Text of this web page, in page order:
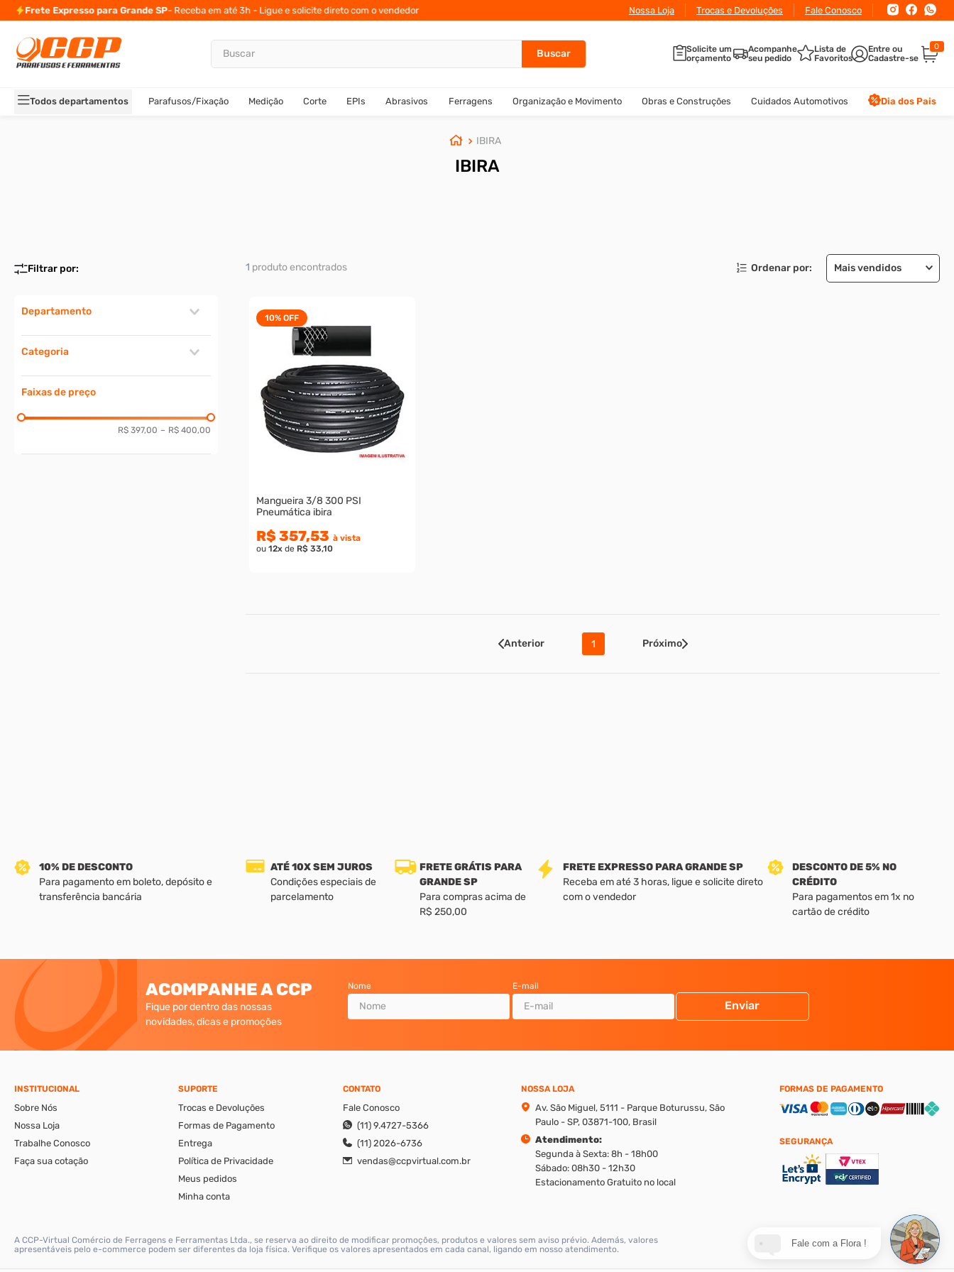
Frete Expresso para Grande SP- Receba em até 3h - Ligue e solicite direto com o vendedor Nossa Loja Trocas e Devoluções Fale Conosco
Buscar
Solicite um
orçamento
Acompanhe
seu pedido
Lista de
Favoritos
0
Todos departamentos Parafusos/Fixação Medição Corte EPIs Abrasivos Ferragens Organização e Movimento Obras e Construções Cuidados Automotivos Dia dos Pais
IBIRA
IBIRA
Departamento
Equipamentos Industriais
Categoria
Mangueiras Pneumáticas
Faixas de preço
R$ 397,00 – R$ 400,00
1 produto Mais vendidos
10% OFF
Mangueira 3/8 300 PSI
Pneumática ibira
R$ 357,53 à vista
ou 12x de R$ 33,10
Anterior 1 Próximo
10% DE DESCONTO
Para pagamento em boleto, depósito e
transferência bancária
ATÉ 10X SEM JUROS
Condições especiais de
parcelamento
FRETE GRÁTIS PARA
GRANDE SP
Para compras acima de
R$ 250,00
FRETE EXPRESSO PARA GRANDE SP
Receba em até 3 horas, ligue e solicite direto
com o vendedor
DESCONTO DE 5% NO
CRÉDITO
Para pagamentos em 1x no
cartão de crédito
ACOMPANHE A CCP
Fique por dentro das nossas
novidades, dicas e promoções
Nome E-mail
Enviar
INSTITUCIONAL
Sobre Nós
Nossa Loja
Trabalhe Conosco
Faça sua cotação
SUPORTE
Trocas e Devoluções
Formas de Pagamento
Entrega
Política de Privacidade
Meus pedidos
Minha conta
CONTATO
Fale Conosco
(11) 9.4727-5366
(11) 2026-6736
vendas@ccpvirtual.com.br
NOSSA LOJA
Av. São Miguel, 5111 - Parque Boturussu, São
Paulo - SP, 03871-100, Brasil
Atendimento:
Segunda à Sexta: 8h - 18h00
Sábado: 08h30 - 12h30
Estacionamento Gratuito no local
FORMAS DE PAGAMENTO
SEGURANÇA
A CCP-Virtual Comércio de Ferragens e Ferramentas Ltda., se reserva ao direito de modificar promoções, produtos e valores sem aviso prévio. Además, valores
apresentáveis pelo e-commerce podem ser diferentes da loja física. Verifique os valores apresentados em cada canal, ligando em nosso atendimento.
Fale com a Flora !
TERMOS MAIS BUSCADOS
2º
carrinho titanium
10º presto